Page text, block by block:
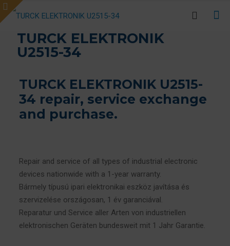
TURCK ELEKTRONIK
U2515-34
TURCK ELEKTRONIK U2515-
34 repair, service exchange
and purchase.
Repair and service of all types of industrial electronic
devices nationwide with a 1-year warranty.
Bármely típusú ipari elektronikai eszköz javítása és
szervizelése országosan, 1 év garanciával.
Reparatur und Service aller Arten von industriellen
elektronischen Geräten bundesweit mit 1 Jahr Garantie.